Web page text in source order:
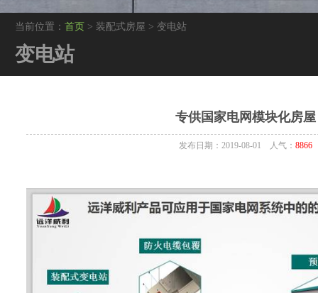
当前位置： 首页 > 装配式房屋 > 变电站
变电站
专供国家电网模块化房屋
发布日期：2019-08-01 人气： 8866